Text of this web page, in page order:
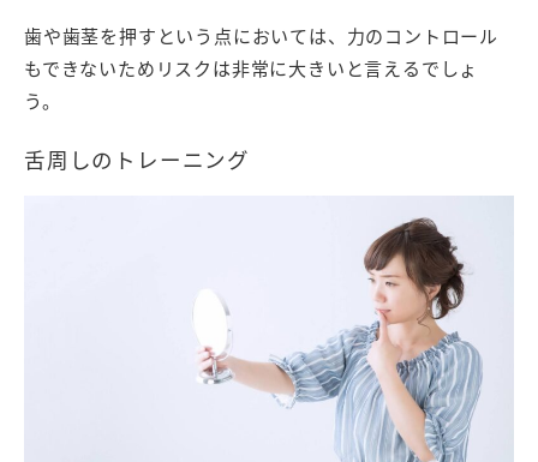
歯や歯茎を押すという点においては、力のコントロール
もできないためリスクは非常に大きいと言えるでしょ
う。
舌周しのトレーニング